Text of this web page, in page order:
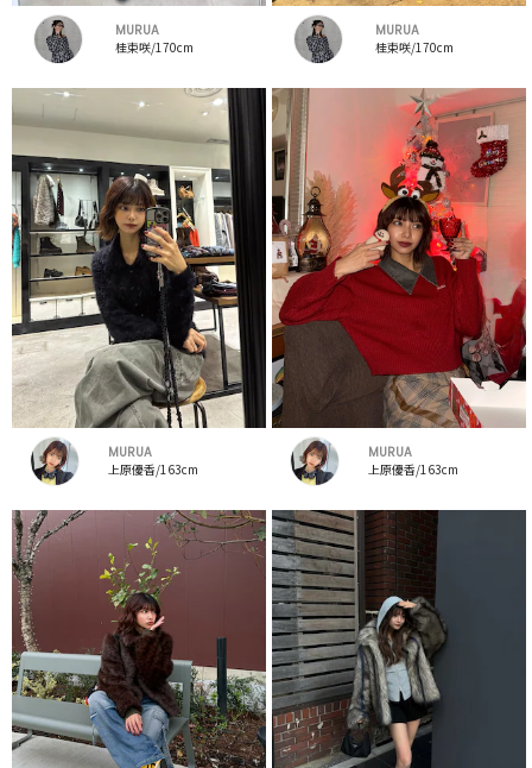
MURUA
桂束咲/170cm
MURUA
桂束咲/170cm
MURUA
上原優香/163cm
MURUA
上原優香/163cm